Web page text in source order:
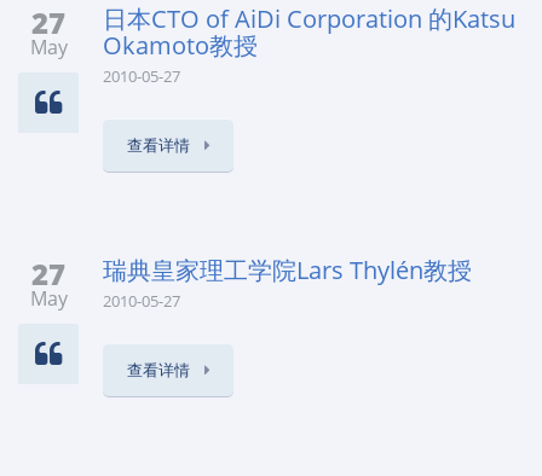
27
May
日本CTO of AiDi Corporation 的Katsu
Okamoto教授
2010-05-27
查看详情
27
May
瑞典皇家理工学院Lars Thylén教授
2010-05-27
查看详情